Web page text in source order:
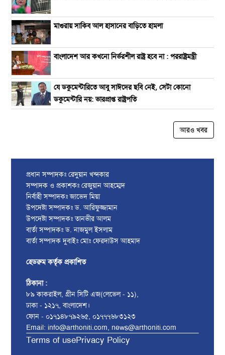
মাগুরায় সাকিব আল হাসানের বাড়িতে হামলা
বাংলাদেশ আর কখনো নির্ভরশীল রাষ্ট্র হবে না : পররাষ্ট্রমন্ত্রী
যে ডকুমেন্টারিতে আবু সাঈদের ছবি নেই, সেটা কোনো
ডকুমেন্টারি নয়: ভারপ্রাপ্ত রাষ্ট্রপতি
আরও খবর
প্রধান সম্পাদকঃ রেদুয়ান খন্দকার
সম্পাদক ও প্রকাশকঃ রেজুয়ান আহম্মেদ
নির্বাহী সম্পাদকঃ জাভেদ মিয়া
উপদেষ্টা সম্পাদকঃ ড. আরিফুজ্জামান
উপদেষ্টা সম্পাদকঃ তানভীর আলম
বার্তা সম্পাদকঃ ড. নাজমুল ইসলাম
বার্তা সম্পাদক দুবাইঃ মোঃ ফেরদাউস আহমাদ
হেডরুম কর্তৃক প্রকাশিত
ঠিকানা :
৮৯ কাকরাইল, গ্রীন সিটি এজ(লেভেল - ১১),
ঢাকা - ১২১৭, বাংলাদেশ।
ফোন - ০১৭১৪৮৭৯২৬৫, ০১৭৭৭৬৮৩১২৩
Email: info@arthoniti.com, news@arthoniti.com
Terms of usePrivacy Policy